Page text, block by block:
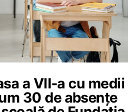
a VII-a cu medii
30 de absențe